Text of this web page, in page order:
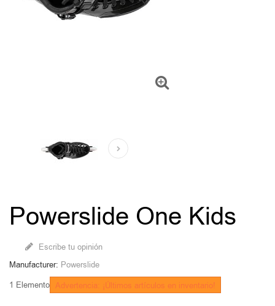
Powerslide One Kids
Escribe tu opinión
Manufacturer: Powerslide
1 Elemento Advertencia: ¡Últimos artículos en inventario!